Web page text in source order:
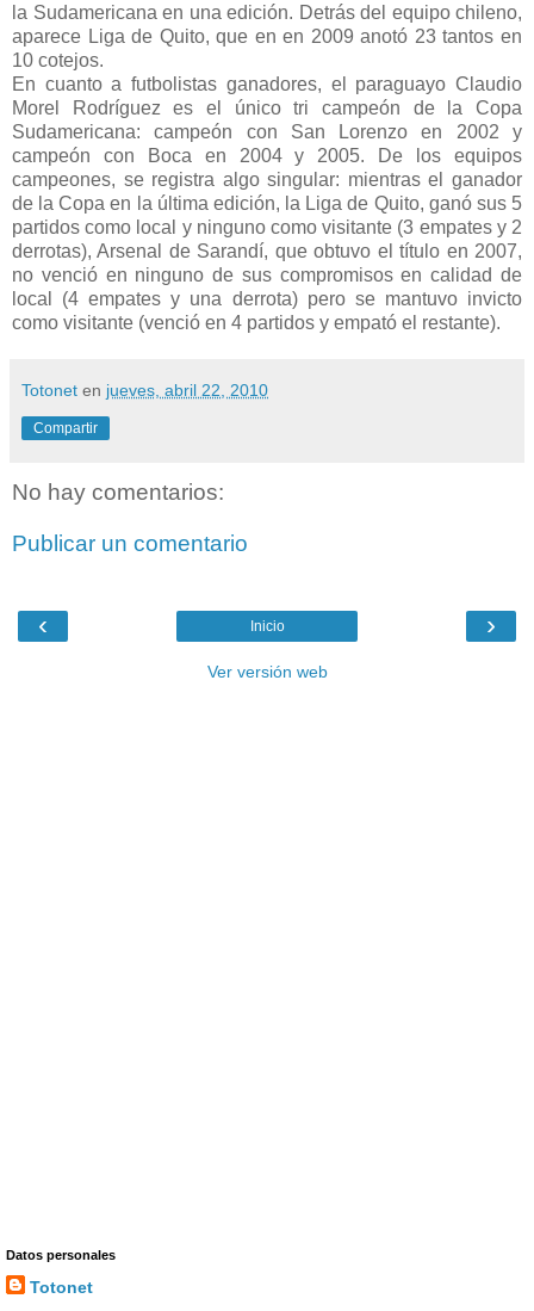
la Sudamericana en una edición. Detrás del equipo chileno,
aparece Liga de Quito, que en en 2009 anotó 23 tantos en
10 cotejos.
En cuanto a futbolistas ganadores, el paraguayo Claudio
Morel Rodríguez es el único tri campeón de la Copa
Sudamericana: campeón con San Lorenzo en 2002 y
campeón con Boca en 2004 y 2005. De los equipos
campeones, se registra algo singular: mientras el ganador
de la Copa en la última edición, la Liga de Quito, ganó sus 5
partidos como local y ninguno como visitante (3 empates y 2
derrotas), Arsenal de Sarandí, que obtuvo el título en 2007,
no venció en ninguno de sus compromisos en calidad de
local (4 empates y una derrota) pero se mantuvo invicto
como visitante (venció en 4 partidos y empató el restante).
Totonet en jueves, abril 22, 2010
Compartir
No hay comentarios:
Publicar un comentario
‹ ›
Inicio
Ver versión web
Datos personales
Totonet